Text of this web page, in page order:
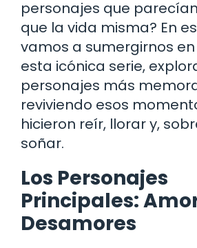
personajes que
que la vida misma? En
vamos a sumergirnos
esta icónica serie,
personajes más
reviviendo esos
hicieron reír, llorar y,
soñar.
Los Personajes
Principales:
Desamores